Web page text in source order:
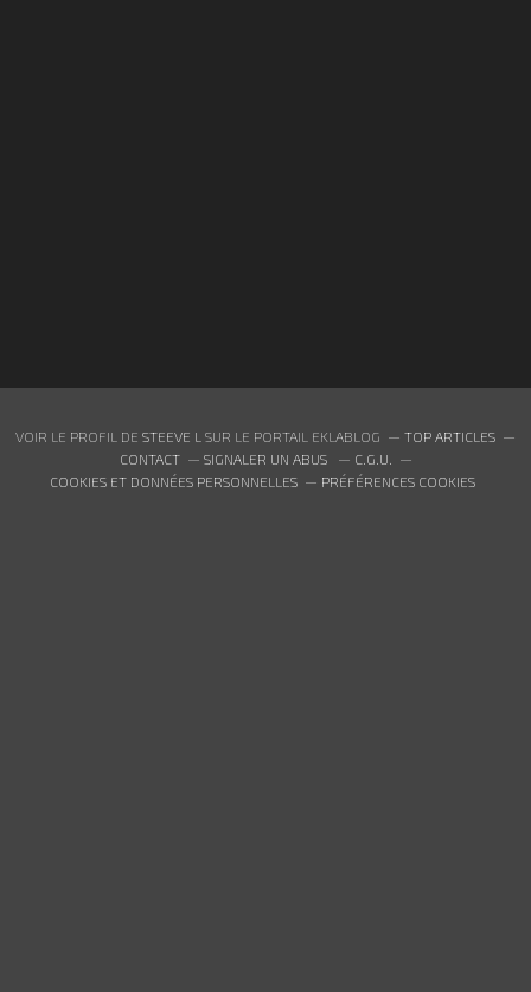
VOIR LE PROFIL DE STEEVE L SUR LE PORTAIL EKLABLOG
TOP ARTICLES
CONTACT
SIGNALER UN ABUS
C.G.U.
COOKIES ET DONNÉES PERSONNELLES
PRÉFÉRENCES COOKIES